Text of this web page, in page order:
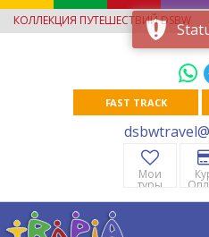
КОЛЛЕКЦИЯ ПУТЕШЕСТВИЙ DSBW
FAST TRACK
Мои
туры